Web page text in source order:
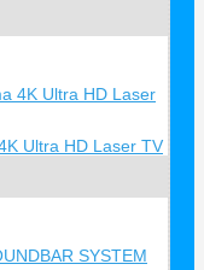
Ultra HD Laser TV